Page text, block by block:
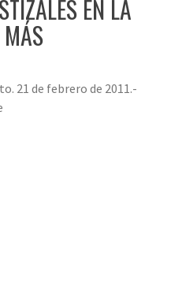
EN LA
21 de febrero de 2011.-